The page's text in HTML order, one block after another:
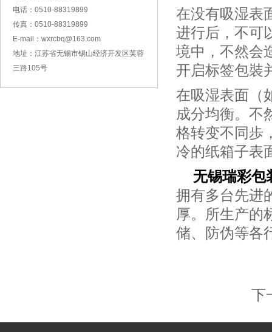
电话：0510-88319899
传真：0510-88319899
E-mail：wxrcbq@163.com
地址：江苏省无锡市锡山经济开发区芙蓉
三路105号
在没有吸湿表
进行后，不可
境中，不然会
开启标签包裝
在吸湿表面（
成分均衡。不
格转变不同歩
冷的纸箱子表
无锡瑞彩包
拥有多台先进
厚。所生产的
储、防伪等各
下